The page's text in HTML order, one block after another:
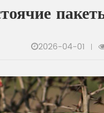
2026-04-01